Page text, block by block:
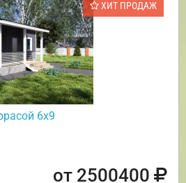
ХИТ ПРОДАЖ
6х9
от 2500400